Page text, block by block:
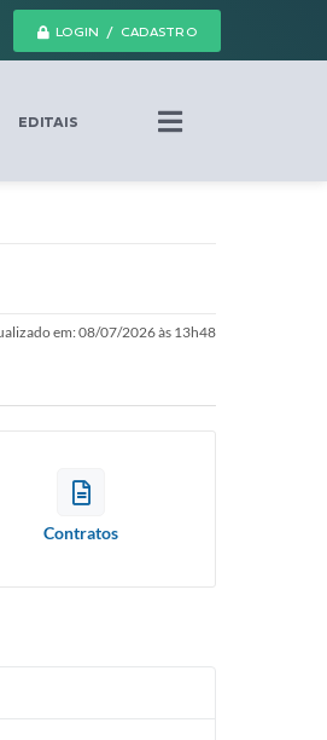
LOGIN / CADASTRO
EDITAIS
em: 08/07/2026 às 13h48
Contratos